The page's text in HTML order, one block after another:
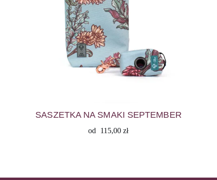
SASZETKA NA SMAKI SEPTEMBER
od 115,00zł